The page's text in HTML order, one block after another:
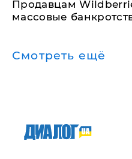
Продавцам
массовые
Смотреть ещё